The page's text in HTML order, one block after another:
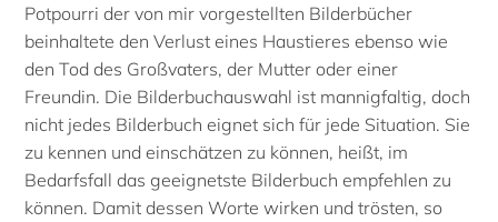
Potpourri der von mir vorgestellten Bilderbücher
beinhaltete den Verlust eines Haustieres ebenso wie
den Tod des Großvaters, der Mutter oder einer
Freundin. Die Bilderbuchauswahl ist mannigfaltig, doch
nicht jedes Bilderbuch eignet sich für jede Situation. Sie
zu kennen und einschätzen zu können, heißt, im
Bedarfsfall das geeignetste Bilderbuch empfehlen zu
können. Damit dessen Worte wirken und trösten, so